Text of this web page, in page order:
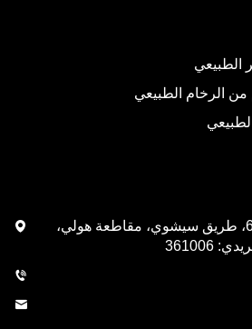
الطبيعي
من الرخام الطبيعي
الوحدة 201 باء، رقم 619، طريق سيشوي، مقاطعة هولي،